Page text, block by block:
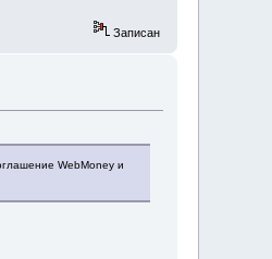
Записан
WebMoney и